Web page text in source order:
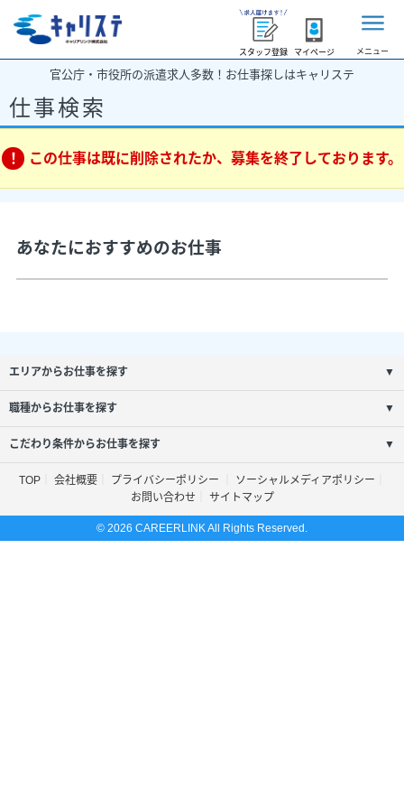
スタッフ登録 マイページ メニュー
官公庁・市役所の派遣求人多数！お仕事探しはキャリステ
仕事検索
この仕事は既に削除されたか、募集を終了しております。
あなたにおすすめのお仕事
エリアからお仕事を探す ▼
職種からお仕事を探す ▼
こだわり条件からお仕事を探す ▼
TOP 会社概要 プライバシーポリシー
ソーシャルメディアポリシー
お問い合わせ
サイトマップ
© 2026 CAREERLINK All Rights Reserved.